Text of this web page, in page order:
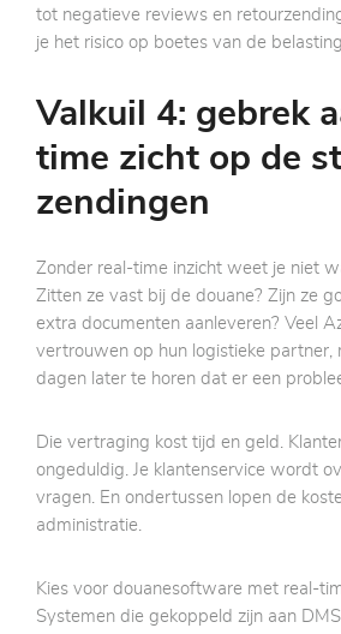
tot negatieve reviews en
je het risico op boetes van de
Valkuil 4: gebrek
time zicht op de
zendingen
Zonder real-time inzicht weet je niet
Zitten ze vast bij de douane? Zijn ze
extra documenten aanleveren? Veel
vertrouwen op hun logistieke partner,
dagen later te horen dat er een
Die vertraging kost tijd en geld.
ongeduldig. Je klantenservice wordt
vragen. En ondertussen lopen de
administratie.
Kies voor douanesoftware met real-
Systemen die gekoppeld zijn aan